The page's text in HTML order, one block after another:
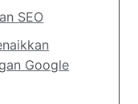
SEO
Google